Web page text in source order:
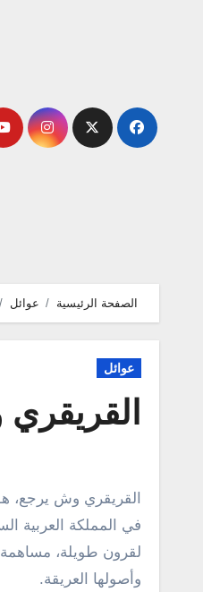
الصفحة الرئيسية عوائل
عوائل
في المملكة العربية
لقرون طويلة،
وأصولها العريقة.